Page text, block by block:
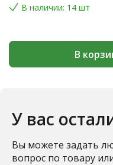
В наличии: 14 шт
В
У вас
Вы можете задать
вопрос по товару